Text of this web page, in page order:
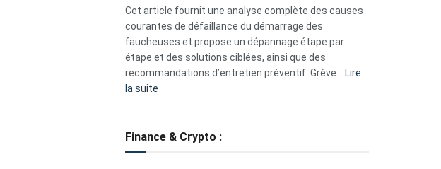
S330
eufy
Cet article fournit une analyse complète des causes
courantes de défaillance du démarrage des
faucheuses et propose un dépannage étape par
étape et des solutions ciblées, ainsi que des
recommandations d’entretien préventif. Grève…
Lire
la suite
tondeuses
Finance & Crypto :